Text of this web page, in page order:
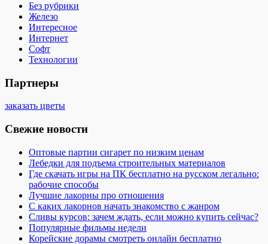
Без рубрики
Железо
Интересное
Интернет
Софт
Технологии
Партнеры
заказать цветы
Свежие новости
Оптовые партии сигарет по низким ценам
Лебедки для подъема строительных материалов
Где скачать игры на ПК бесплатно на русском легально:
рабочие способы
Лучшие лакорны про отношения
С каких лакорнов начать знакомство с жанром
Сливы курсов: зачем ждать, если можно купить сейчас?
Популярные фильмы недели
Корейские дорамы смотреть онлайн бесплатно